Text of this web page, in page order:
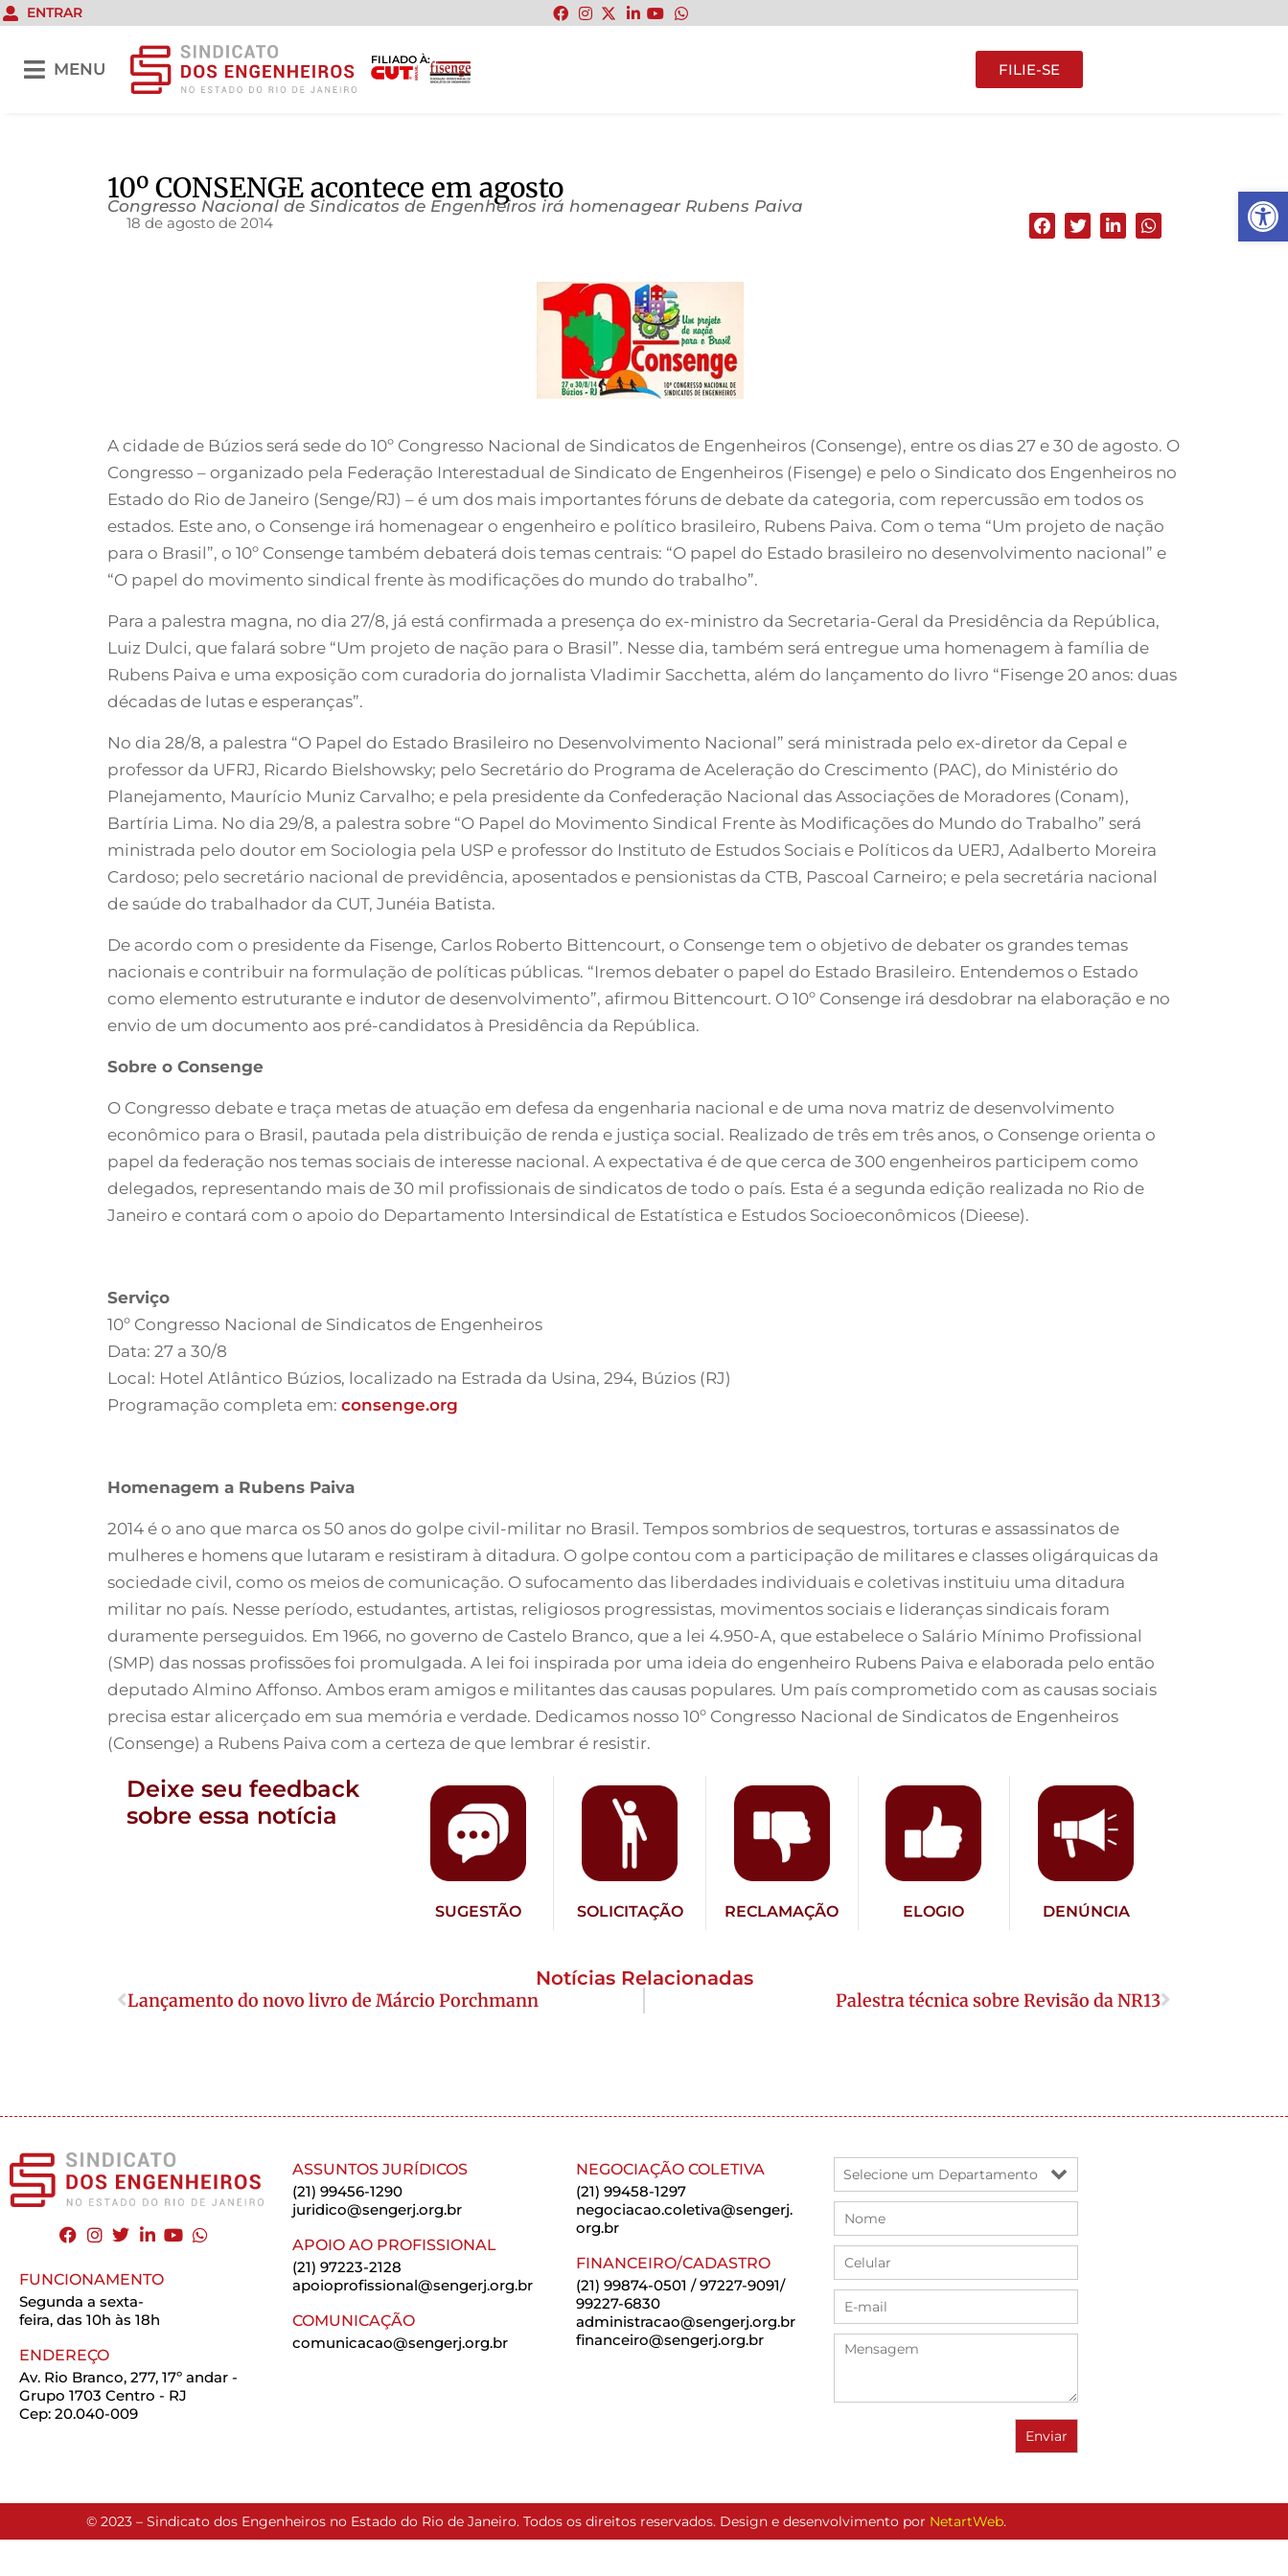
Abrir
ENTRAR
MENU
FILIADO À:
FILIE-SE
10º CONSENGE acontece em agosto
Congresso Nacional de Sindicatos de Engenheiros irá homenagear Rubens Paiva
18 de agosto de 2014
A cidade de Búzios será sede do 10º Congresso Nacional de Sindicatos de Engenheiros (Consenge), entre os dias 27 e 30 de agosto. O
Congresso – organizado pela Federação Interestadual de Sindicato de Engenheiros (Fisenge) e pelo o Sindicato dos Engenheiros no
Estado do Rio de Janeiro (Senge/RJ) – é um dos mais importantes fóruns de debate da categoria, com repercussão em todos os
estados. Este ano, o Consenge irá homenagear o engenheiro e político brasileiro, Rubens Paiva. Com o tema “Um projeto de nação
para o Brasil”, o 10º Consenge também debaterá dois temas centrais: “O papel do Estado brasileiro no desenvolvimento nacional” e
“O papel do movimento sindical frente às modificações do mundo do trabalho”.
Para a palestra magna, no dia 27/8, já está confirmada a presença do ex-ministro da Secretaria-Geral da Presidência da República,
Luiz Dulci, que falará sobre “Um projeto de nação para o Brasil”. Nesse dia, também será entregue uma homenagem à família de
Rubens Paiva e uma exposição com curadoria do jornalista Vladimir Sacchetta, além do lançamento do livro “Fisenge 20 anos: duas
décadas de lutas e esperanças”.
No dia 28/8, a palestra “O Papel do Estado Brasileiro no Desenvolvimento Nacional” será ministrada pelo ex-diretor da Cepal e
professor da UFRJ, Ricardo Bielshowsky; pelo Secretário do Programa de Aceleração do Crescimento (PAC), do Ministério do
Planejamento, Maurício Muniz Carvalho; e pela presidente da Confederação Nacional das Associações de Moradores (Conam),
Bartíria Lima. No dia 29/8, a palestra sobre “O Papel do Movimento Sindical Frente às Modificações do Mundo do Trabalho” será
ministrada pelo doutor em Sociologia pela USP e professor do Instituto de Estudos Sociais e Políticos da UERJ, Adalberto Moreira
Cardoso; pelo secretário nacional de previdência, aposentados e pensionistas da CTB, Pascoal Carneiro; e pela secretária nacional
de saúde do trabalhador da CUT, Junéia Batista.
De acordo com o presidente da Fisenge, Carlos Roberto Bittencourt, o Consenge tem o objetivo de debater os grandes temas
nacionais e contribuir na formulação de políticas públicas. “Iremos debater o papel do Estado Brasileiro. Entendemos o Estado
como elemento estruturante e indutor de desenvolvimento”, afirmou Bittencourt. O 10º Consenge irá desdobrar na elaboração e no
envio de um documento aos pré-candidatos à Presidência da República.
Sobre o Consenge
O Congresso debate e traça metas de atuação em defesa da engenharia nacional e de uma nova matriz de desenvolvimento
econômico para o Brasil, pautada pela distribuição de renda e justiça social. Realizado de três em três anos, o Consenge orienta o
papel da federação nos temas sociais de interesse nacional. A expectativa é de que cerca de 300 engenheiros participem como
delegados, representando mais de 30 mil profissionais de sindicatos de todo o país. Esta é a segunda edição realizada no Rio de
Janeiro e contará com o apoio do Departamento Intersindical de Estatística e Estudos Socioeconômicos (Dieese).
Serviço
10º Congresso Nacional de Sindicatos de Engenheiros
Data: 27 a 30/8
Local: Hotel Atlântico Búzios, localizado na Estrada da Usina, 294, Búzios (RJ)
Programação completa em: consenge.org
Homenagem a Rubens Paiva
2014 é o ano que marca os 50 anos do golpe civil-militar no Brasil. Tempos sombrios de sequestros, torturas e assassinatos de
mulheres e homens que lutaram e resistiram à ditadura. O golpe contou com a participação de militares e classes oligárquicas da
sociedade civil, como os meios de comunicação. O sufocamento das liberdades individuais e coletivas instituiu uma ditadura
militar no país. Nesse período, estudantes, artistas, religiosos progressistas, movimentos sociais e lideranças sindicais foram
duramente perseguidos. Em 1966, no governo de Castelo Branco, que a lei 4.950-A, que estabelece o Salário Mínimo Profissional
(SMP) das nossas profissões foi promulgada. A lei foi inspirada por uma ideia do engenheiro Rubens Paiva e elaborada pelo então
deputado Almino Affonso. Ambos eram amigos e militantes das causas populares. Um país comprometido com as causas sociais
precisa estar alicerçado em sua memória e verdade. Dedicamos nosso 10º Congresso Nacional de Sindicatos de Engenheiros
(Consenge) a Rubens Paiva com a certeza de que lembrar é resistir.
Deixe seu feedback
sobre essa notícia
SUGESTÃO SOLICITAÇÃO RECLAMAÇÃO ELOGIO DENÚNCIA
Notícias Relacionadas
Lançamento do novo livro de Márcio Porchmann Palestra técnica sobre Revisão da NR13
FUNCIONAMENTO
Segunda a sexta-
feira, das 10h às 18h
ENDEREÇO
Av. Rio Branco, 277, 17º andar -
Grupo 1703 Centro - RJ
Cep: 20.040-009
ASSUNTOS JURÍDICOS
(21) 99456-1290
juridico@sengerj.org.br
APOIO AO PROFISSIONAL
(21) 97223-2128
apoioprofissional@sengerj.org.br
COMUNICAÇÃO
comunicacao@sengerj.org.br
NEGOCIAÇÃO COLETIVA
(21) 99458-1297
negociacao.coletiva@sengerj.
org.br
FINANCEIRO/CADASTRO
(21) 99874-0501 / 97227-9091/
99227-6830
administracao@sengerj.org.br
financeiro@sengerj.org.br
© 2023 – Sindicato dos Engenheiros no Estado do Rio de Janeiro. Todos os direitos reservados. Design e desenvolvimento por NetartWeb.